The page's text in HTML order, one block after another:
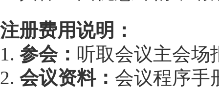
注册费用说明：
1. 参会： 听取会议主会场
2. 会议资料： 会议程序手